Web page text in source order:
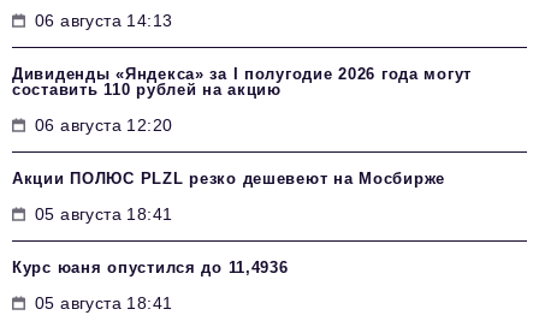
06 августа 14:13
Дивиденды «Яндекса» за I полугодие 2026 года могут
составить 110 рублей на акцию
06 августа 12:20
Акции ПОЛЮС PLZL резко дешевеют на Мосбирже
05 августа 18:41
Курс юаня опустился до 11,4936
05 августа 18:41